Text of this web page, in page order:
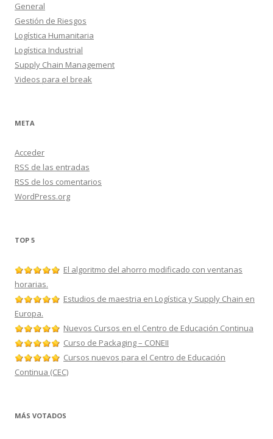
General
Gestión de Riesgos
Logística Humanitaria
Logística Industrial
Supply Chain Management
Videos para el break
META
Acceder
RSS de las entradas
RSS de los comentarios
WordPress.org
TOP 5
El algoritmo del ahorro modificado con ventanas
horarias.
Estudios de maestria en Logística y Supply Chain en
Europa.
Nuevos Cursos en el Centro de Educación Continua
Curso de Packaging – CONEII
Cursos nuevos para el Centro de Educación
Continua (CEC)
MÁS VOTADOS